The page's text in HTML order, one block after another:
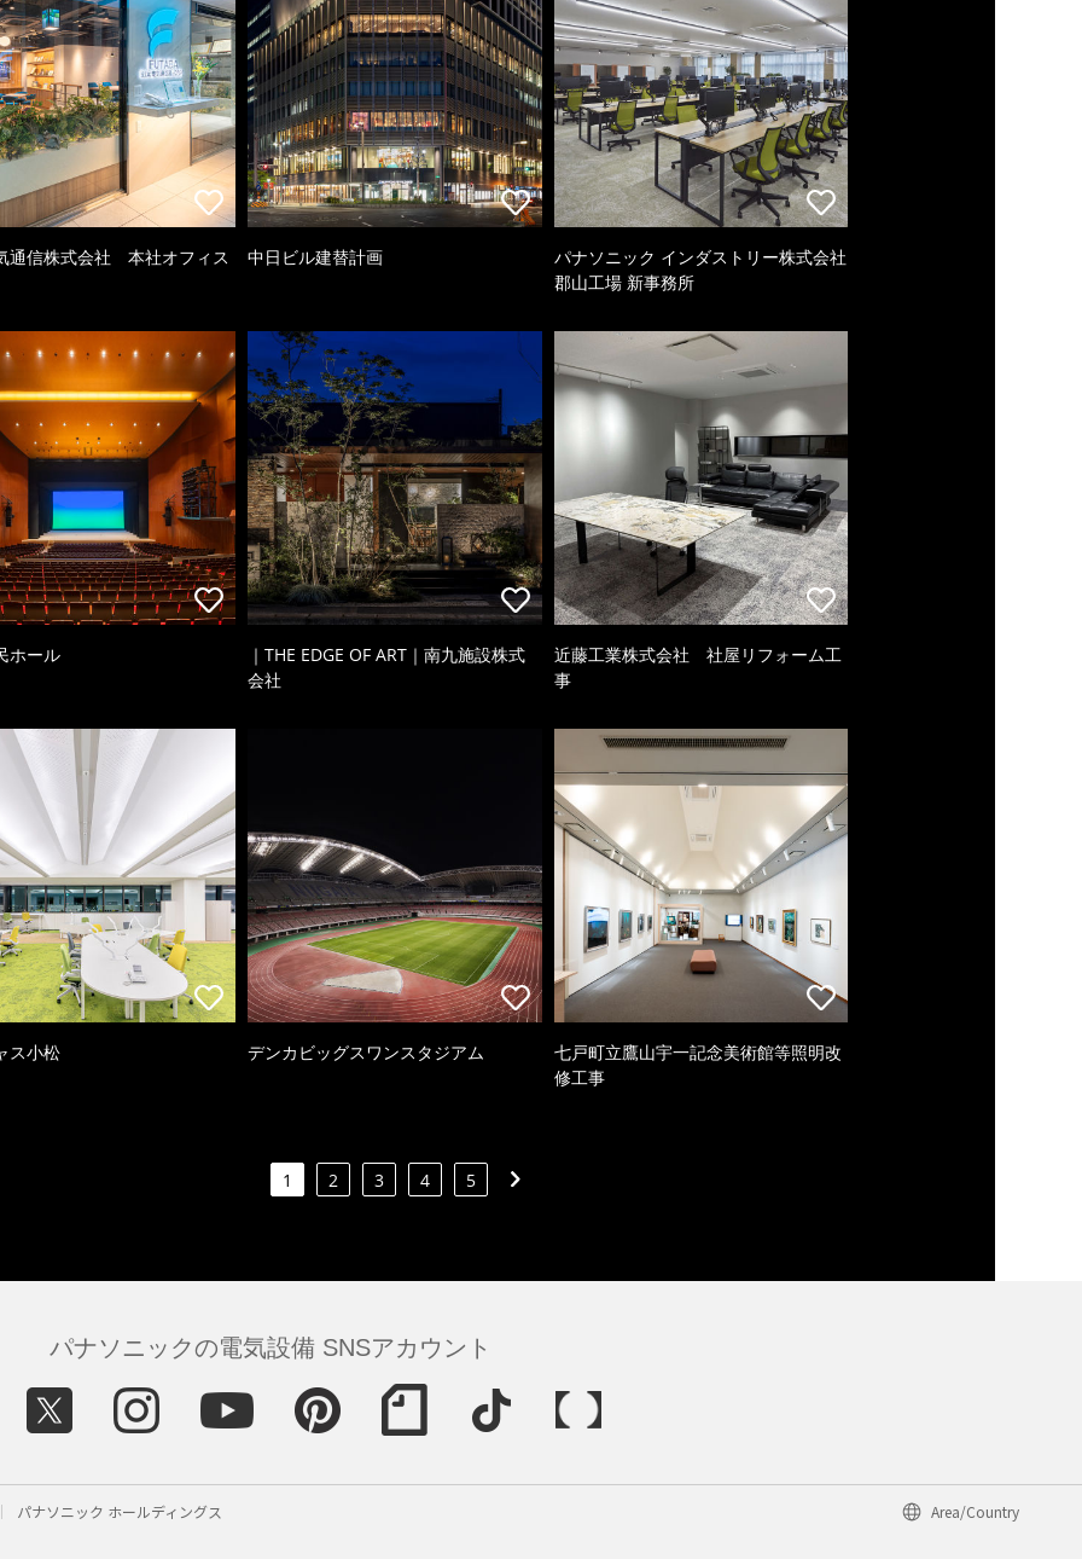
通信株式会社 本社オフィス 中日ビル建替計画
パナソニック インダストリー株式会社
郡山工場 新事務所
ホール
｜THE EDGE OF ART｜南九施設株式
会社
近藤工業株式会社 社屋リフォーム工
事
ス小松 デンカビッグスワンスタジアム
七戸町立鷹山宇一記念美術館等照明改
修工事
1 2 3 4 5
パナソニックの電気設備 SNSアカウント
パナソニック ホールディングス Area/Country